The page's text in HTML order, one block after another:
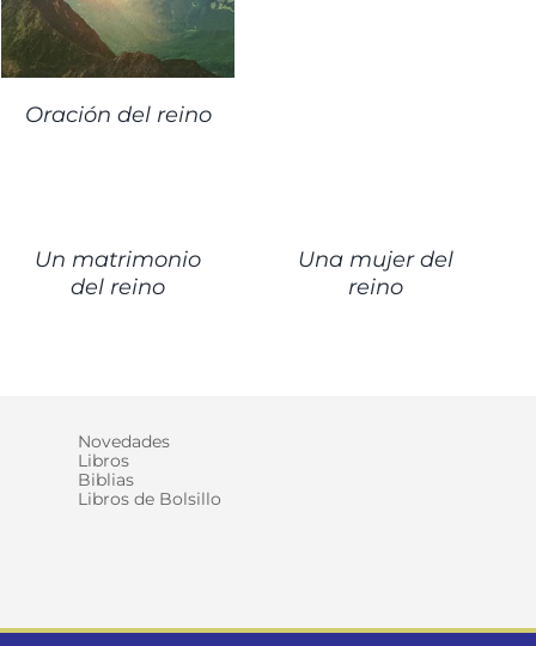
Oración del reino
Un matrimonio
del reino
Una mujer del
reino
Novedades
Libros
Biblias
Libros de Bolsillo